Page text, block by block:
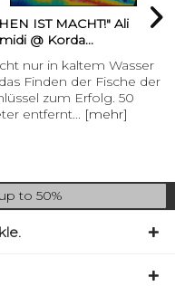
IST MACHT!" Ali
@ Korda...
nur in kaltem Wasser
Finden der Fische der
zum Erfolg. 50
entfernt... [mehr]
to 50%